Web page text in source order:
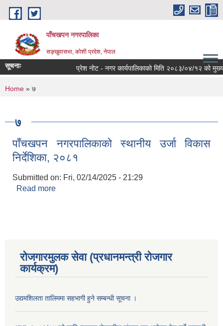
Skip to main content
पाँचखपन नगरपालिका
सङ्खु‍वासभा, कोशी प्रदेश, नेपाल
सूचनाः प्रेश नोट - नगर कार्यपालिकाको मिति २०८३/०४/१२ को मुख्य
You are here
Home » ७
७
पाँचखपन नगरपालिकाको स्थानीय उर्जा विकास
निर्देशिका, २०८१
Submitted on: Fri, 02/14/2025 - 21:29
Read more
रोजगारमुलक सेवा (प्रधानमन्त्री रोजगार
कार्यक्रम)
उद्यमशिलता तालिममा सहभागी हुने सम्बन्धी सूचना ।